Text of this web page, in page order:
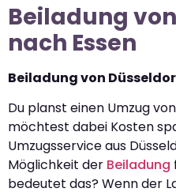
Beiladung
nach Essen
Beiladung von
Du planst einen Umzug
möchtest dabei Kosten
Umzugsservice aus
Möglichkeit der Beiladung
bedeutet das? Wenn der